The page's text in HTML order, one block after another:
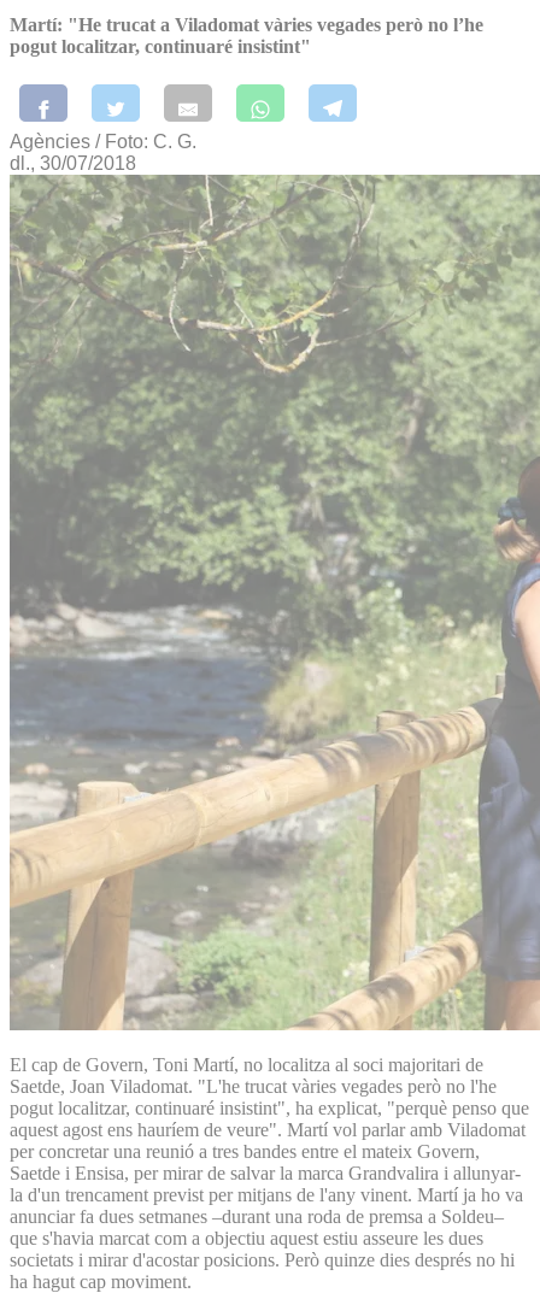
Martí: "He trucat a Viladomat vàries vegades però no l’he
pogut localitzar, continuaré insistint"
Agències / Foto: C. G.
dl., 30/07/2018
El cap de Govern, Toni Martí, no localitza al soci majoritari de
Saetde, Joan Viladomat. "L'he trucat vàries vegades però no l'he
pogut localitzar, continuaré insistint", ha explicat, "perquè penso que
aquest agost ens hauríem de veure". Martí vol parlar amb Viladomat
per concretar una reunió a tres bandes entre el mateix Govern,
Saetde i Ensisa, per mirar de salvar la marca Grandvalira i allunyar-
la d'un trencament previst per mitjans de l'any vinent. Martí ja ho va
anunciar fa dues setmanes –durant una roda de premsa a Soldeu–
que s'havia marcat com a objectiu aquest estiu asseure les dues
societats i mirar d'acostar posicions. Però quinze dies després no hi
ha hagut cap moviment.